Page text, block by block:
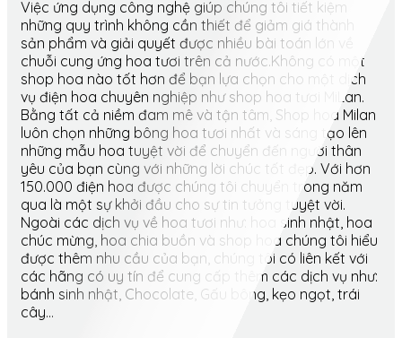
Việc ứng dụng công nghệ giúp chúng tôi tiết kiệm
những quy trình không cần thiết để giảm giá thành
sản phẩm và giải quyết được nhiều bài toán lớn về
chuỗi cung ứng hoa tươi trên cả nước.Không có một
shop hoa nào tốt hơn để bạn lựa chọn cho một dịch
vụ điện hoa chuyên nghiệp như shop hoa tươi MiLan.
Bằng tất cả niềm đam mê và tận tâm, Shop hoa Milan
luôn chọn những bông hoa tươi nhất và sáng tạo lên
những mẫu hoa tuyệt vời để chuyển đến người thân
yêu của bạn cùng với những lời chúc tốt đẹp. Với hơn
150.000 điện hoa được chúng tôi chuyển trong năm
qua là một sự khởi đầu cho sự tin tưởng tuyệt vời.
Ngoài các dịch vụ về hoa tươi như: hoa sinh nhật, hoa
chúc mừng, hoa chia buồn và shop hoa chúng tôi hiểu
được thêm nhu cầu của bạn, chúng tôi có liên kết với
các hãng có uy tín để cung cấp thêm các dịch vụ như:
bánh sinh nhật, Chocolate, Gấu bông, kẹo ngọt, trái
cây…